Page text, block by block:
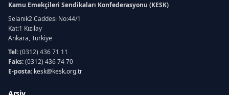
Kamu Emekçileri Sendikaları Konfederasyonu (KESK)
Selanik2 Caddesi No:44/1
Kat:1 Kızılay
Ankara, Türkiye
Tel:(0312) 436 71 11
Faks:(0312) 436 74 70
E-posta: kesk@kesk.org.tr